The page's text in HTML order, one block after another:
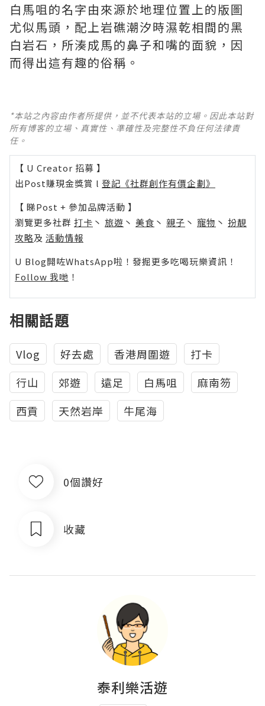
白馬咀的名字由來源於地理位置上的版圖
尤似馬頭，配上岩礁潮汐時濕乾相間的黑
白岩石，所湊成馬的鼻子和嘴的面貌，因
而得出這有趣的俗稱。
*本站之內容由作者所提供，並不代表本站的立場。因此本站對
所有博客的立場、真實性、準確性及完整性不負任何法律責
任。
【 U Creator 招募 】
出Post賺現金獎賞 l 登記《社群創作有價企劃》
【 睇Post + 參加品牌活動 】
瀏覽更多社群 打卡 丶 旅遊 丶 美食 丶 親子 丶 寵物 丶 扮靚
攻略及 活動情報
U Blog開咗WhatsApp啦！發掘更多吃喝玩樂資訊！
Follow 我哋 ！
相關話題
Vlog 好去處 香港周圍遊
打卡
行山
郊遊 遠足 白馬咀
麻南笏
西貢
天然岩岸 牛尾海
0個讚好
收藏
泰利樂活遊